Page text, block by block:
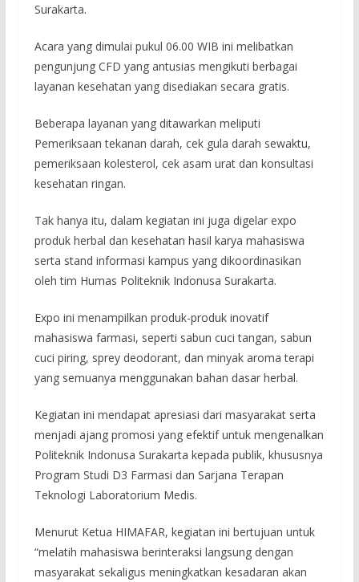
Surakarta.
Acara yang dimulai pukul 06.00 WIB ini melibatkan
pengunjung CFD yang antusias mengikuti berbagai
layanan kesehatan yang disediakan secara gratis.
Beberapa layanan yang ditawarkan meliputi
Pemeriksaan tekanan darah, cek gula darah sewaktu,
pemeriksaan kolesterol, cek asam urat dan konsultasi
kesehatan ringan.
Tak hanya itu, dalam kegiatan ini juga digelar expo
produk herbal dan kesehatan hasil karya mahasiswa
serta stand informasi kampus yang dikoordinasikan
oleh tim Humas Politeknik Indonusa Surakarta.
Expo ini menampilkan produk-produk inovatif
mahasiswa farmasi, seperti sabun cuci tangan, sabun
cuci piring, sprey deodorant, dan minyak aroma terapi
yang semuanya menggunakan bahan dasar herbal.
Kegiatan ini mendapat apresiasi dari masyarakat serta
menjadi ajang promosi yang efektif untuk mengenalkan
Politeknik Indonusa Surakarta kepada publik, khususnya
Program Studi D3 Farmasi dan Sarjana Terapan
Teknologi Laboratorium Medis.
Menurut Ketua HIMAFAR, kegiatan ini bertujuan untuk
“melatih mahasiswa berinteraksi langsung dengan
masyarakat sekaligus meningkatkan kesadaran akan